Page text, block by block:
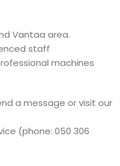
Vantaa area.
staff
machines
a message or visit our
(phone: 050 306